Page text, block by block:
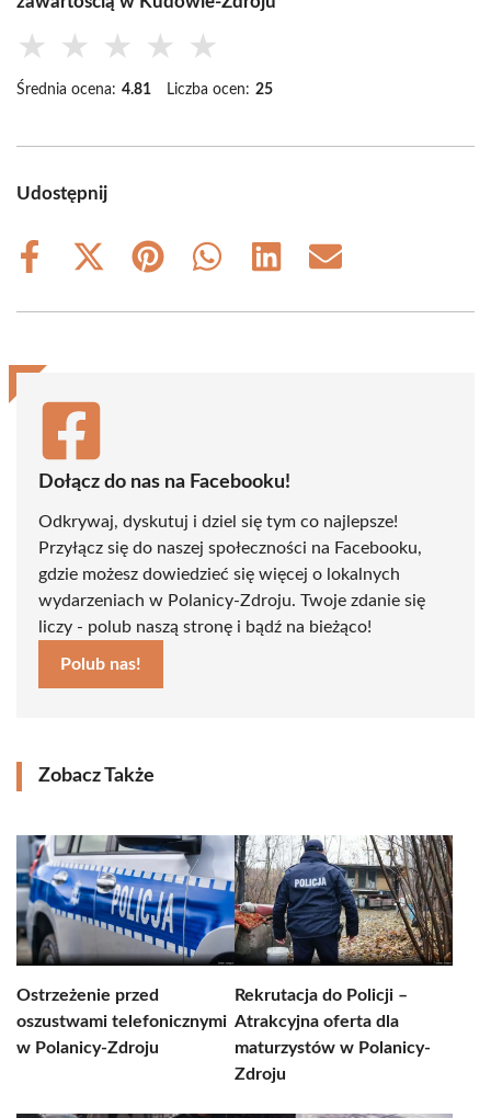
★ ★ ★ ★ ★
Średnia ocena: 4.81 Liczba ocen: 25
Udostępnij
Share
Share
(Twitter)
Share
Share
Share
Share
Dołącz do nas na Facebooku!
Odkrywaj, dyskutuj i dziel się tym co najlepsze!
Przyłącz się do naszej społeczności na Facebooku,
gdzie możesz dowiedzieć się więcej o lokalnych
wydarzeniach w Polanicy-Zdroju. Twoje zdanie się
liczy - polub naszą stronę i bądź na bieżąco!
Polub nas!
Zobacz Także
Ostrzeżenie przed
oszustwami telefonicznymi
w Polanicy-Zdroju
Rekrutacja do Policji –
Atrakcyjna oferta dla
maturzystów w Polanicy-
Zdroju